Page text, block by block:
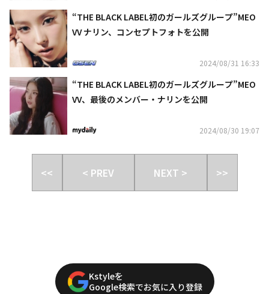
“THE BLACK LABEL初のガールズグループ”MEO
VV ナリン、コンセプトフォトを公開
2024/08/31 16:33
“THE BLACK LABEL初のガールズグループ”MEO
VV、最後のメンバー・ナリンを公開
2024/08/30 19:07
<< < PREV NEXT > >>
Kstyleを
Google検索でお気に入り登録